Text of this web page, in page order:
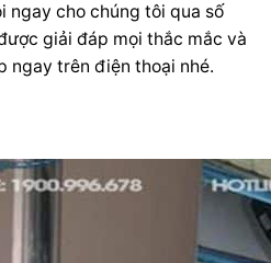
ngay cho chúng tôi qua số
giải đáp mọi thắc mắc và
ngay trên điện thoại nhé.